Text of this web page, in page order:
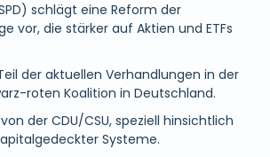
schlägt eine Reform der
vor, die stärker auf Aktien und ETFs
der aktuellen Verhandlungen in der
roten Koalition in Deutschland.
der CDU/CSU, speziell hinsichtlich
Systeme.